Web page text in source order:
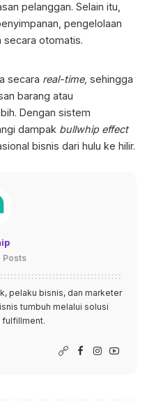
pelanggan. Selain itu,
pengelolaan
secara otomatis.
secara real-time, sehingga
barang atau
Dengan sistem
dampak bullwhip effect
bisnis dari hulu ke hilir.
Posts
pelaku bisnis, dan marketer
tumbuh melalui solusi
fulfillment.